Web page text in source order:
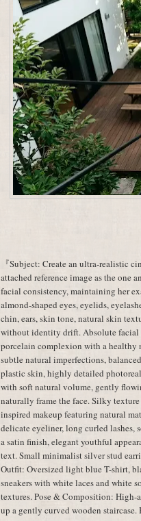
『Subject: Create an ultra-realistic
attached reference image as the one
facial consistency, maintaining her
almond-shaped eyes, eyelids,
chin, ears, skin tone, natural skin
without identity drift. Absolute
porcelain complexion with a healthy
subtle natural imperfections,
plastic skin, highly detailed
with soft natural volume, gently
naturally frame the face. Silky
inspired makeup featuring natural
delicate eyeliner, long curled
a satin finish, elegant youthful
text. Small minimalist silver stud
Outfit: Oversized light blue T-shirt,
sneakers with white laces and white
textures. Pose & Composition: High-
up a gently curved wooden